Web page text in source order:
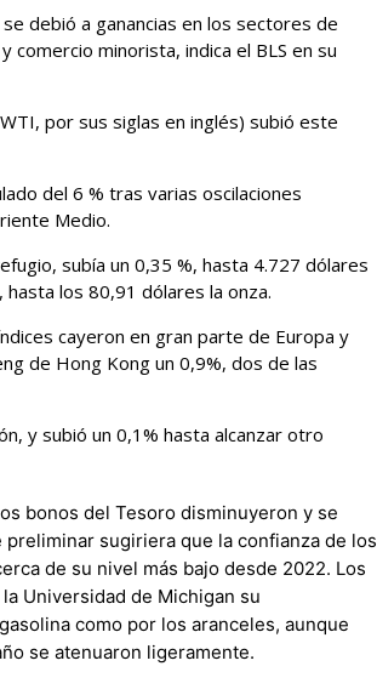
debió a ganancias en los sectores de
minorista, indica el BLS en su
por sus siglas en inglés) subió este
del 6 % tras varias oscilaciones
Medio.
subía un 0,35 %, hasta 4.727 dólares
los 80,91 dólares la onza.
cayeron en gran parte de Europa y
de Hong Kong un 0,9%, dos de las
y subió un 0,1% hasta alcanzar otro
bonos del Tesoro disminuyeron y se
sugiriera que la confianza de los
de su nivel más bajo desde 2022. Los
Universidad de Michigan su
como por los aranceles, aunque
se atenuaron ligeramente.